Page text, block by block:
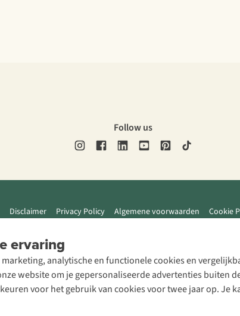
ervaring
analytische en functionele cookies en
website om je gepersonaliseerde advertenties buiten
voor het gebruik van cookies voor twee jaar op.
Follow us
Disclaimer Privacy Policy Algemene voorwaarden Cookie